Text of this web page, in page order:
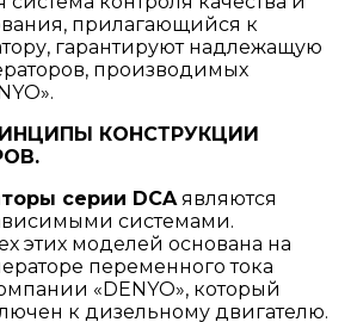
прилагающийся к
гарантируют надлежащую
производимых
КОНСТРУКЦИИ
серии DCA являются
системами.
этих моделей основана на
переменного тока
«DENYO», который
к дизельному двигателю.